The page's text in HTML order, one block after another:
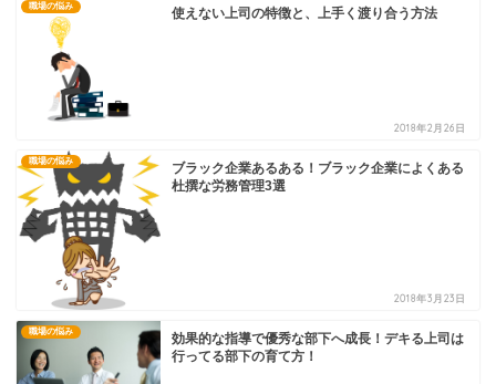
職場の悩み 使えない上司の特徴と、上手く渡り合う方法
2018年2月26日
職場の悩み
ブラック企業あるある！ブラック企業によくある
杜撰な労務管理3選
2018年3月23日
職場の悩み
効果的な指導で優秀な部下へ成長！デキる上司は
行ってる部下の育て方！